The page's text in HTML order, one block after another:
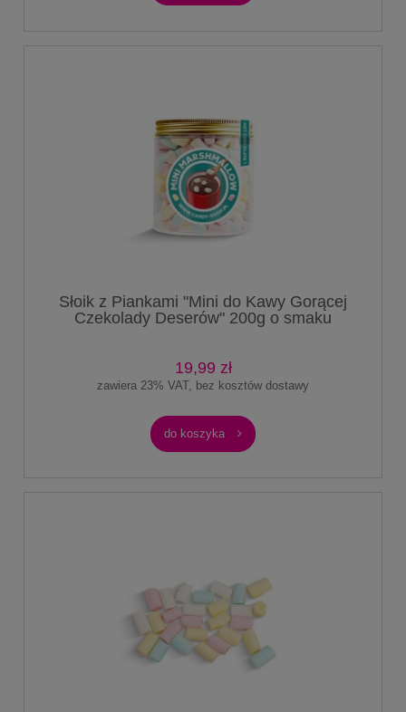
Słoik z Piankami "Mini do Kawy Gorącej
Czekolady Deserów" 200g o smaku
19,99 zł
zawiera 23% VAT, bez kosztów dostawy
do koszyka